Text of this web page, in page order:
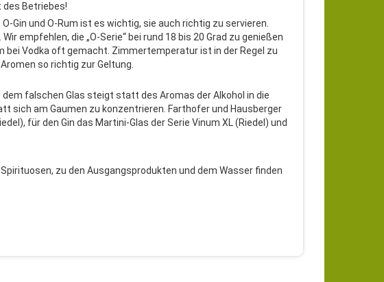
Betriebes!
Gin und O-Rum ist es wichtig, sie auch richtig zu servieren.
empfehlen, die „O-Serie“ bei rund 18 bis 20 Grad zu genießen
bei Vodka oft gemacht. Zimmertemperatur ist in der Regel zu
so richtig zur Geltung.
falschen Glas steigt statt des Aromas der Alkohol in die
sich am Gaumen zu konzentrieren. Farthofer und Hausberger
für den Gin das Martini-Glas der Serie Vinum XL (Riedel) und
zu den Ausgangsprodukten und dem Wasser finden